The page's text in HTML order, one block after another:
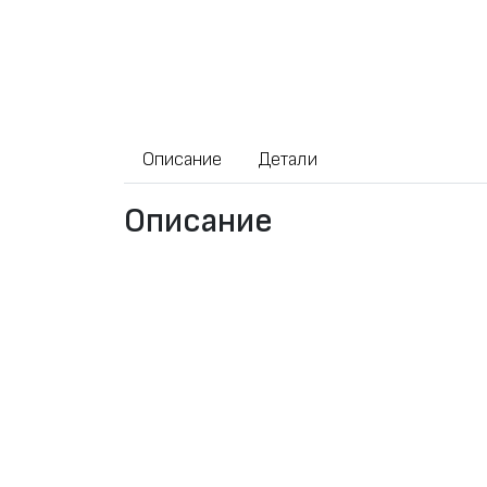
Описание Детали
Описание